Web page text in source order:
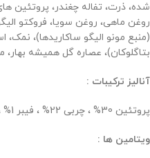
شده، ذرت، تفاله چغندر، پروتئین
روغن ماهی، روغن سویا، فروکتو
(منبع مونو الیگو ساکاریدها)،
بتاگلوکان)، عصاره گل همیشه بهار،
آنالیز ترکیبات :
پروتئین 30% ، چربی 22% ، فیبر 1% ، مواد معدنی 8%.
ویتامین ها :